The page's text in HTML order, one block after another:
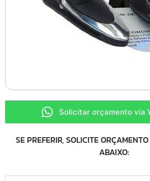
Solicitar orçamento via
SE PREFERIR, SOLICITE
ABAIXO: